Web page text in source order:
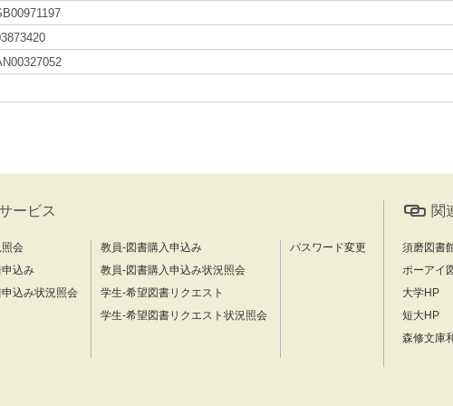
ービス
会
込み
込み状況照会
教員-図書購入申込み
教員-図書購入申込み状況照会
学生-希望図書リクエスト
学生-希望図書リクエスト状況照会
パスワード変更
関
須磨図書
ポーアイ
大学HP
短大HP
森修文庫